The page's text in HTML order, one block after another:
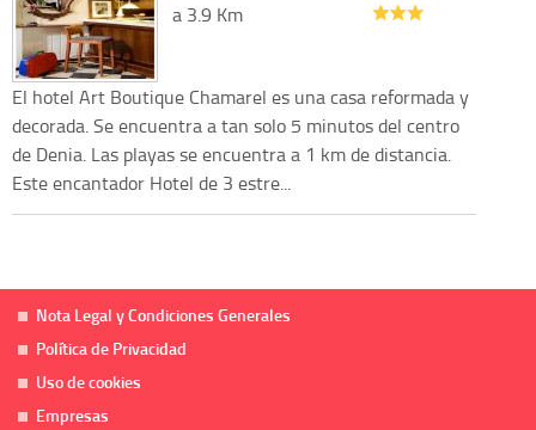
a 3.9 Km
El hotel Art Boutique Chamarel es una casa reformada y
decorada. Se encuentra a tan solo 5 minutos del centro
de Denia. Las playas se encuentra a 1 km de distancia.
Este encantador Hotel de 3 estre...
Nota Legal y Condiciones Generales
Política de Privacidad
Uso de cookies
Empresas